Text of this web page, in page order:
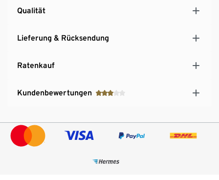
Qualität
Lieferung & Rücksendung
Ratenkauf
Kundenbewertungen